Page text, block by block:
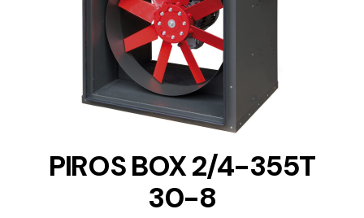
DETAILS
PIROS BOX 2/4-355T
30-8